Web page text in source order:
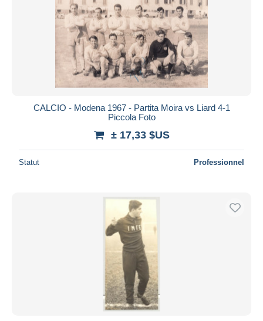
CALCIO - Modena 1967 - Partita Moira vs Liard 4-1
Piccola Foto
± 17,33 $US
Statut Professionnel